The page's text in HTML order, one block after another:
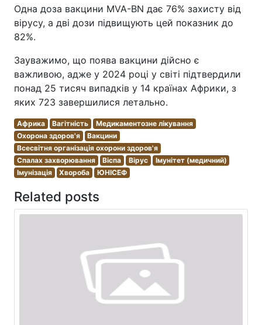
Одна доза вакцини MVA-BN дає 76% захисту від
вірусу, а дві дози підвищують цей показник до
82%.
Зауважимо, що поява вакцини дійсно є
важливою, адже у 2024 році у світі підтвердили
понад 25 тисяч випадків у 14 країнах Африки, з
яких 723 завершилися летально.
Африка Вагітність
Медикаментозне лікування
Охорона здоров'я
Вакцини
Всесвітня організація охорони здоров'я
Спалах захворювання
Віспа Вірус
Імунітет (медичний)
Імунізація
Хвороба ЮНІСЕФ
Related posts